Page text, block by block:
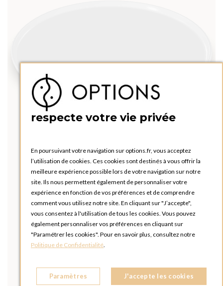
respecte votre vie privée
En poursuivant votre navigation sur options.fr, vous acceptez
l’utilisation de cookies. Ces cookies sont destinés à vous offrir la
meilleure expérience possible lors de votre navigation sur notre
site. Ils nous permettent également de personnaliser votre
expérience en fonction de vos préférences et de comprendre
comment vous utilisez notre site. En cliquant sur "J’accepte",
vous consentez à l'utilisation de tous les cookies. Vous pouvez
également personnaliser vos préférences en cliquant sur
"Paramétrer les cookies". Pour en savoir plus, consultez notre
Politique de Confidentialité.
Paramètres J'accepte les cookies